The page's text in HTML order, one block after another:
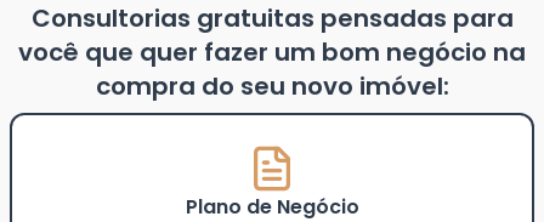
Consultorias gratuitas pensadas para
você que quer fazer um bom negócio na
compra do seu novo imóvel:
Plano de Negócio